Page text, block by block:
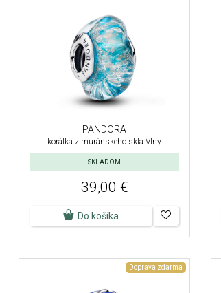
PANDORA
korálka z muránskeho skla Vlny
SKLADOM
39,00 €
Do košíka
Doprava zdarma